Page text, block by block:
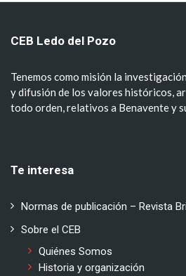
CEB Ledo del Pozo
Tenemos como misión la
y difusión de los valores históricos,
todo orden, relativos a Benavente y
Te interesa
Normas de publicación – Revista
Sobre el CEB
Quiénes Somos
Historia y organización